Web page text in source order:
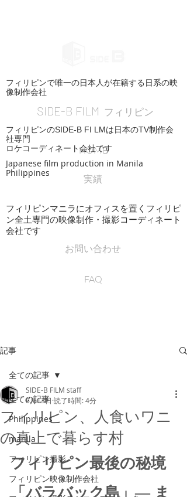
フィリピンで唯一の日本人が在籍する日系の映
像制作会社
SIDE-B FILM フィリピン
Japanese film production in Manila
Philippines
HOME
実績
フィリピンのSIDE-B FI LMは日本のTV制作会
社専門
ロケコーディネート会社です
フィリピンマニラにオフィスを置くフィリピ
ン全土専門の映像制作・撮影コーディネート
会社です
お問い合わせ
FAQ
記事
全ての記事
Philippines
manila
フィリピン撮影
フィリピン映像制作会社
全ての記事
フィリピン、人食いワニ
の真上で暮らす村
SIDE-B FILM staff
6月13日 読了時間: 4分
フィリピン最後の秘境
「バラバック島」― ま